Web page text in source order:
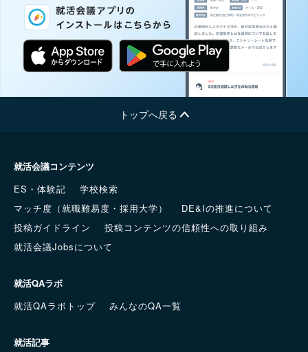
トップへ戻る
就活会議コンテンツ
ES・体験記
学校検索
マッチ度（就職難易度・採用大学）
DE&Iの推進について
投稿ガイドライン
投稿コンテンツの信頼性への取り組み
就活会議Jobsについて
就活QAラボ
就活QAラボトップ
みんなのQA一覧
就活記事